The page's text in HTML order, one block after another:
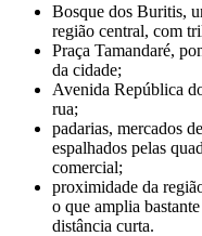
Bosque dos Buritis,
região central, com
Praça Tamandaré,
da cidade;
Avenida República
rua;
padarias, mercados
espalhados pelas
comercial;
proximidade da
o que amplia
distância curta.